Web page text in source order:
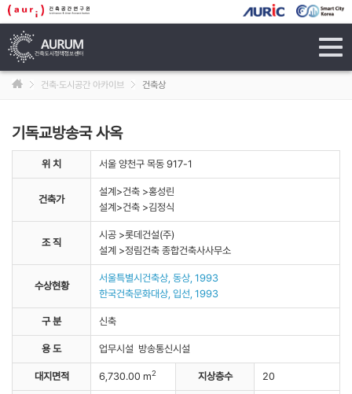
건축·도시공간 아카이브 건축상
기독교방송국 사옥
위 치 서울 양천구 목동 917-1
건축가
설계>건축 >홍성린
설계>건축 >김정식
조 직
시공 >롯데건설(주)
설계 >정림건축 종합건축사사무소
수상현황
서울특별시건축상, 동상, 1993
한국건축문화대상, 입선, 1993
구 분 신축
용 도 업무시설 방송통신시설
대지면적 6,730.00 m2 지상층수 20